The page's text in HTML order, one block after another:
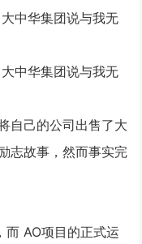
自己的公司出售了大
志故事，然而事实完
而AO项目 的正式运